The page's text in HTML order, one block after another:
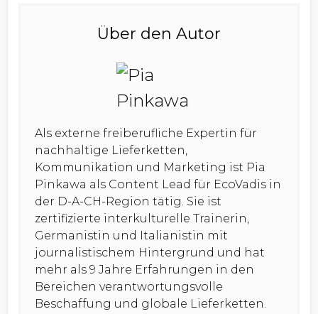
Über den Autor
Als externe freiberufliche Expertin für
nachhaltige Lieferketten,
Kommunikation und Marketing ist Pia
Pinkawa als Content Lead für EcoVadis in
der D-A-CH-Region tätig. Sie ist
zertifizierte interkulturelle Trainerin,
Germanistin und Italianistin mit
journalistischem Hintergrund und hat
mehr als 9 Jahre Erfahrungen in den
Bereichen verantwortungsvolle
Beschaffung und globale Lieferketten.